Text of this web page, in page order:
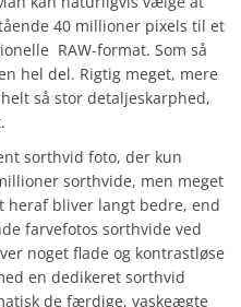
40 millioner pixels til et
RAW-format. Som så
hel del. Rigtig meget, mere
så stor detaljeskarphed,
sorthvid foto, der kun
sorthvide, men meget
heraf bliver langt bedre, end
farvefotos sorthvide ved
noget flade og kontrastløse
en dedikeret sorthvid
de færdige, vaskeægte